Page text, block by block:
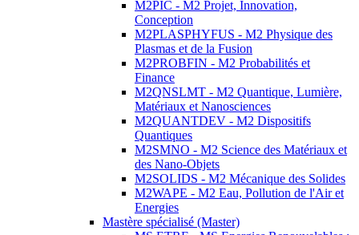
M2PIC - M2 Projet, Innovation,
Conception
M2PLASPHYFUS - M2 Physique des
Plasmas et de la Fusion
M2PROBFIN - M2 Probabilités et
Finance
M2QNSLMT - M2 Quantique, Lumière,
Matériaux et Nanosciences
M2QUANTDEV - M2 Dispositifs
Quantiques
M2SMNO - M2 Science des Matériaux et
des Nano-Objets
M2SOLIDS - M2 Mécanique des Solides
M2WAPE - M2 Eau, Pollution de l'Air et
Energies
Mastère spécialisé (Master)